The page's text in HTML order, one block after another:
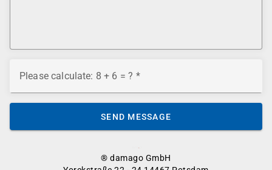
® damago GmbH
Please calculate: 8 + 6 = ?
SEND MESSAGE